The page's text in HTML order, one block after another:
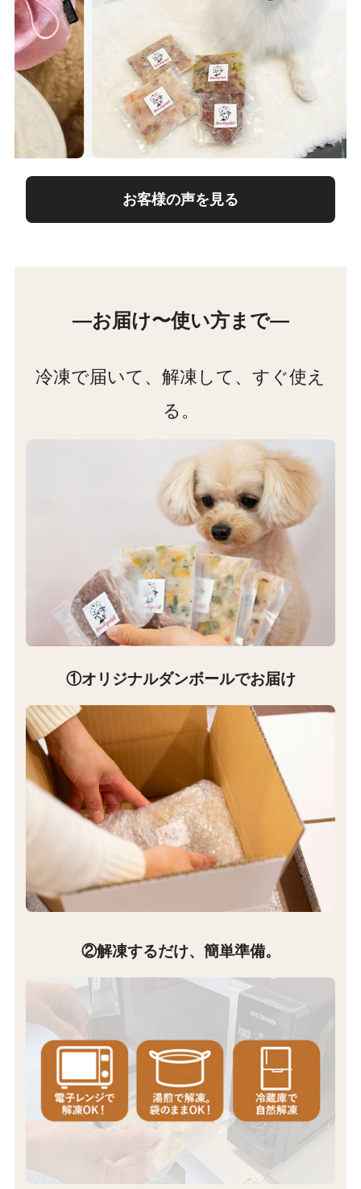
お客様の声を見る
―お届け〜使い方まで―
冷凍で届いて、解凍して、すぐ使え
る。
①オリジナルダンボールでお届け
②解凍するだけ、簡単準備。